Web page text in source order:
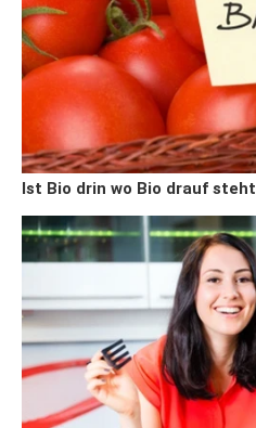
Ist Bio drin wo Bio drauf steht